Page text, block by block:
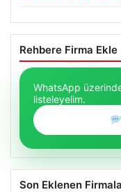
Rehbere Firma Ekle
WhatsApp
listeleyelim.
Son Eklenen